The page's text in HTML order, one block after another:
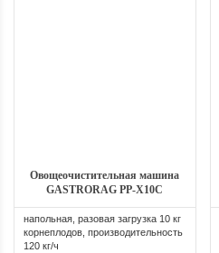
Овощеочистительная машина
GASTRORAG PP-X10C
напольная, разовая загрузка 10 кг
корнеплодов, производительность
120 кг/ч